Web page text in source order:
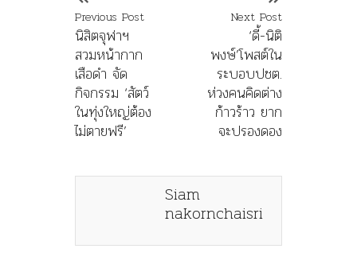
Previous Post
นิสิตจุฬาฯ
สวมหน้ากาก
เสือดำ จัด
กิจกรรม ‘สัตว์
ในทุ่งใหญ่ต้อง
ไม่ตายฟรี’
Next Post
‘ดี้-นิติ
พงษ์’โพสต์ใน
ระบอบปชต.
ห่วงคนคิดต่าง
ก้าวร้าว ยาก
จะปรองดอง
Siam
nakornchaisri